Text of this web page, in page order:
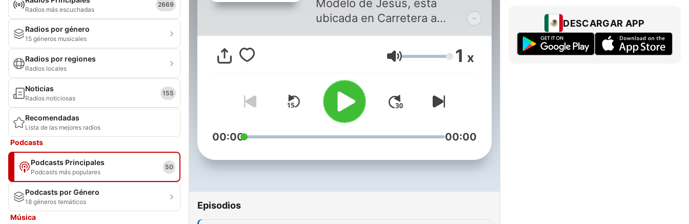
Radios más escuchadas
2669
Radios por género
15 géneros musicales
Radios por regiones
Radios locales
Noticias
Radios noticiosas
155
Recomendadas
Lista de las mejores radios
Podcasts
Podcasts Principales
Podcasts más populares
50
Podcasts por Género
18 géneros temáticos
Música
Modelo de Jesús, esta
ubicada en Carretera a
Amapalita, 500 metros al sur
del Bypass La Unión. Horarios
Viernes servicio de Jóvenes
5:30 Pm Domingo Servicio
General 10:00 Am
Volumen 1 x
00:00 00:00
Episodios
DESCARGAR APP